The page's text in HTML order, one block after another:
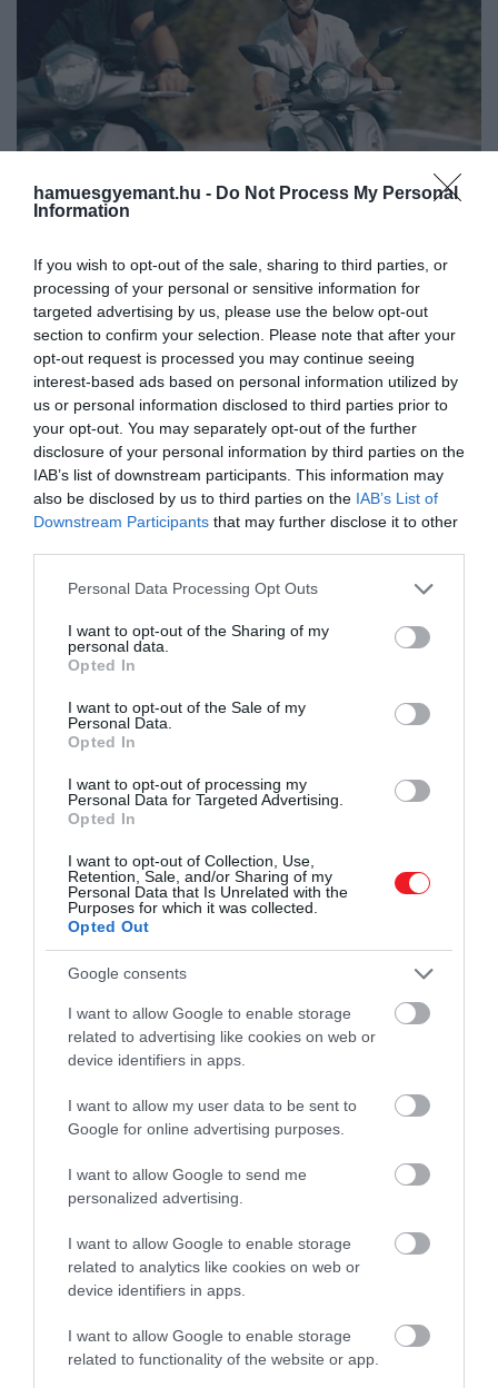
hamuesgyemant.hu - Do Not Process My Personal
Information
If you wish to opt-out of the sale, sharing to third parties, or
processing of your personal or sensitive information for
targeted advertising by us, please use the below opt-out
section to confirm your selection. Please note that after your
opt-out request is processed you may continue seeing
interest-based ads based on personal information utilized by
us or personal information disclosed to third parties prior to
your opt-out. You may separately opt-out of the further
disclosure of your personal information by third parties on the
IAB’s list of downstream participants. This information may
also be disclosed by us to third parties on the IAB’s List of
Downstream Participants that may further disclose it to other
Please note that this website/app uses one or more Google
not limited to your visit or usage behaviour. You may click to
grant or deny consent to Google and its third-party tags to
use your data for below specified purposes in below Google
consent section.
Personal Data Processing Opt Outs
I want to opt-out of the Sharing of my
personal data.
Opted In
I want to opt-out of the Sale of my
Personal Data.
Opted In
I want to opt-out of processing my
Personal Data for Targeted Advertising.
Opted In
I want to opt-out of Collection, Use,
Retention, Sale, and/or Sharing of my
Personal Data that Is Unrelated with the
Purposes for which it was collected.
Opted Out
Google consents
I want to allow Google to enable storage
related to advertising like cookies on web or
device identifiers in apps.
I want to allow my user data to be sent to
Google for online advertising purposes.
I want to allow Google to send me
personalized advertising.
I want to allow Google to enable storage
related to analytics like cookies on web or
device identifiers in apps.
I want to allow Google to enable storage
related to functionality of the website or app.
Paddy McGuinness (aki a Bepillantás a
gyárak világába című sorozatból is ismerős
lehet) és a Chris Harris Európát körbejárva
kutatja a világ legegészségesebb,
legboldogabb és legtovább élő népeit a
BBC Earth legújabb, 3 részes sorozatában.
Sőt ha már hosszú és jelentőségteljes
életről beszélünk:
2025. MÁJUS 28. ● HAMU ÉS GYÉMÁNT
A BBC Earth májusi
premiersorozata a hosszú élet
titkát…
HAMU ÉS GYÉMÁNT